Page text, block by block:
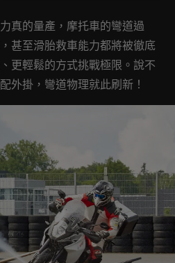
真的量產，摩托車的彎道過
甚至滑胎救車能力都將被徹底
更輕鬆的方式挑戰極限。說不
外掛，彎道物理就此刷新！